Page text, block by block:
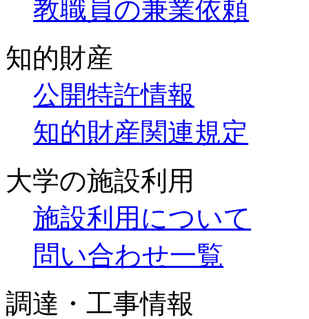
教職員の兼業依頼
知的財産
公開特許情報
知的財産関連規定
大学の施設利用
施設利用について
問い合わせ一覧
調達・工事情報